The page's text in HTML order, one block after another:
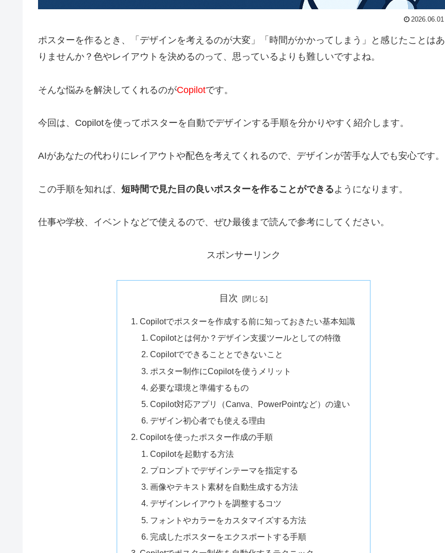
2026.06.01
ポスターを作るとき、「デザインを考えるのが大変」「時間がかかってしまう」と感じたことはあ
りませんか？色やレイアウトを決めるのって、思っているよりも難しいですよね。
そんな悩みを解決してくれるのがCopilotです。
今回は、Copilotを使ってポスターを自動でデザインする手順を分かりやすく紹介します。
AIがあなたの代わりにレイアウトや配色を考えてくれるので、デザインが苦手な人でも安心です。
この手順を知れば、 短時間で見た目の良いポスターを作ることができるようになります。
仕事や学校、イベントなどで使えるので、ぜひ最後まで読んで参考にしてください。
スポンサーリンク
目次
Copilotでポスターを作成する前に知っておきたい基本知識
Copilotとは何か？デザイン支援ツールとしての特徴
Copilotでできることとできないこと
ポスター制作にCopilotを使うメリット
必要な環境と準備するもの
Copilot対応アプリ（Canva、PowerPointなど）の違い
デザイン初心者でも使える理由
Copilotを使ったポスター作成の手順
Copilotを起動する方法
プロンプトでデザインテーマを指定する
画像やテキスト素材を自動生成する方法
デザインレイアウトを調整するコツ
フォントやカラーをカスタマイズする方法
完成したポスターをエクスポートする手順